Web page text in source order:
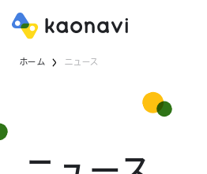
ホーム ニュース